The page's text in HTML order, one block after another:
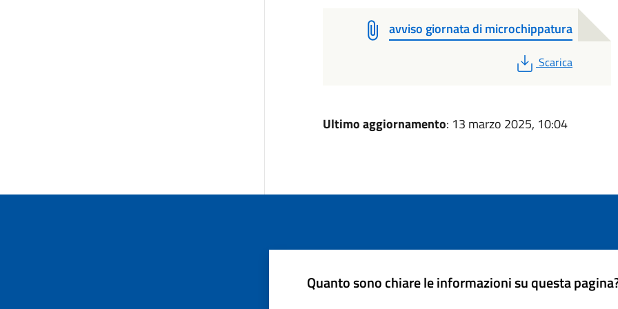
avviso giornata di microchippatura
PDF
Scarica
Ultimo aggiornamento: 13 marzo 2025, 10:04
Quanto sono chiare le informazioni su questa